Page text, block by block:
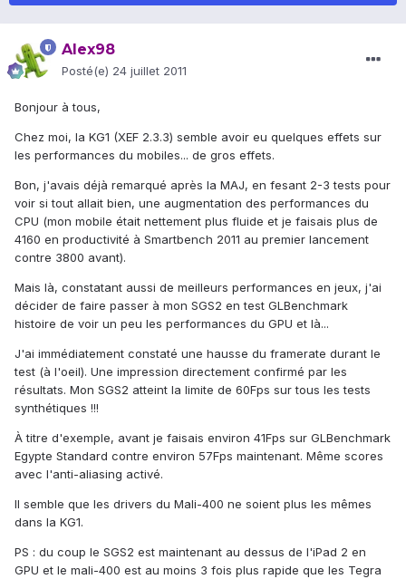
Alex98
Posté(e) 24 juillet 2011
Bonjour à tous,
Chez moi, la KG1 (XEF 2.3.3) semble avoir eu quelques effets sur
les performances du mobiles... de gros effets.
Bon, j'avais déjà remarqué après la MAJ, en fesant 2-3 tests pour
voir si tout allait bien, une augmentation des performances du
CPU (mon mobile était nettement plus fluide et je faisais plus de
4160 en productivité à Smartbench 2011 au premier lancement
contre 3800 avant).
Mais là, constatant aussi de meilleurs performances en jeux, j'ai
décider de faire passer à mon SGS2 en test GLBenchmark
histoire de voir un peu les performances du GPU et là...
J'ai immédiatement constaté une hausse du framerate durant le
test (à l'oeil). Une impression directement confirmé par les
résultats. Mon SGS2 atteint la limite de 60Fps sur tous les tests
synthétiques !!!
À titre d'exemple, avant je faisais environ 41Fps sur GLBenchmark
Egypte Standard contre environ 57Fps maintenant. Même scores
avec l'anti-aliasing activé.
Il semble que les drivers du Mali-400 ne soient plus les mêmes
dans la KG1.
PS : du coup le SGS2 est maintenant au dessus de l'iPad 2 en
GPU et le mali-400 est au moins 3 fois plus rapide que les Tegra